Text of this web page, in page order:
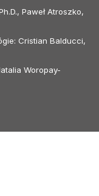
Paweł Atroszko,
Cristian Balducci,
Woropay-